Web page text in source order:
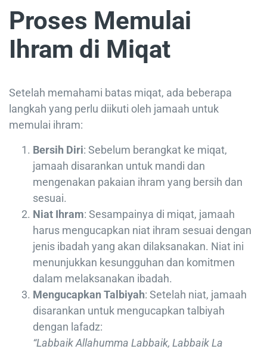
Proses Memulai
Ihram di Miqat
Setelah memahami batas miqat, ada beberapa
langkah yang perlu diikuti oleh jamaah untuk
memulai ihram:
Bersih Diri: Sebelum berangkat ke miqat,
jamaah disarankan untuk mandi dan
mengenakan pakaian ihram yang bersih dan
sesuai.
Niat Ihram: Sesampainya di miqat, jamaah
harus mengucapkan niat ihram sesuai dengan
jenis ibadah yang akan dilaksanakan. Niat ini
menunjukkan kesungguhan dan komitmen
dalam melaksanakan ibadah.
Mengucapkan Talbiyah: Setelah niat, jamaah
disarankan untuk mengucapkan talbiyah
dengan lafadz:
“Labbaik Allahumma Labbaik, Labbaik La